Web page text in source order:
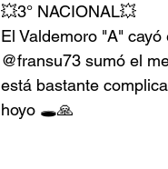
💥3° NACIONAL💥
El Valdemoro "A"
@fransu73 sumó el
está bastante
hoyo 🕳️🙏